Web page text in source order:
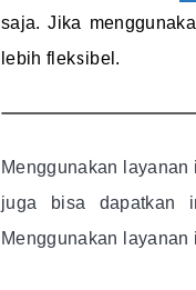
saja. Jika
lebih fleksibel.
Menggunakan
juga bisa dapatkan
Menggunakan